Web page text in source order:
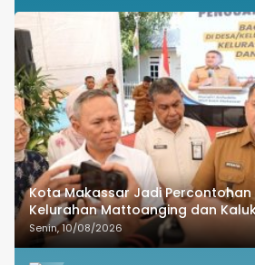
Kota Makassar Jadi Percontohan
Kelurahan Mattoanging dan
Binaan Sadar HAM
Senin, 10/08/2026